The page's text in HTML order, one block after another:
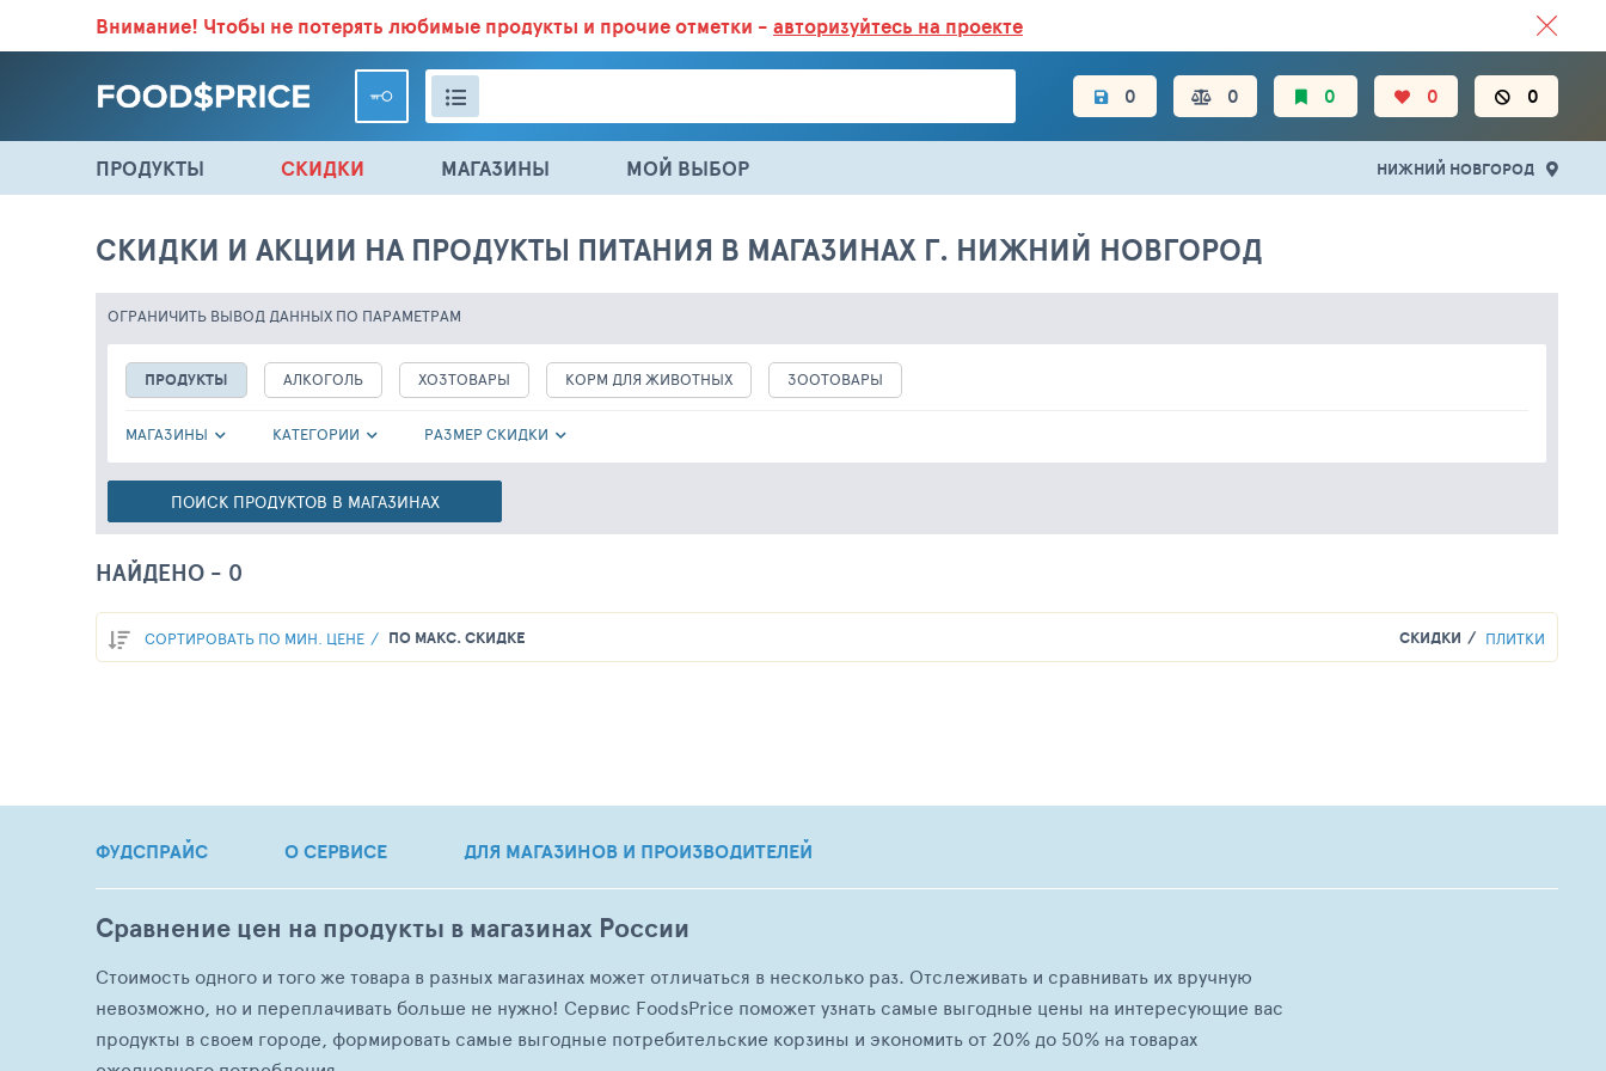
ВСЕ СКИДКИ И ВЫГОДНЫЕ ЦЕНЫ НА ПРОДУКТЫ В МАГАЗИНАХ.БОЛЬШЕ 100 000 ТОВАРОВ. ЕЖЕДНЕВНОЕ ОБНОВЛЕНИЕ ЦЕН.
Внимание! Чтобы не потерять любимые продукты и прочие отметки - авторизуйтесь на проекте
0 0 0 0 0
ПРОДУКТЫ СКИДКИ МАГАЗИНЫ МОЙ ВЫБОР НИЖНИЙ НОВГОРОД
СКИДКИ И АКЦИИ НА ПРОДУКТЫ ПИТАНИЯ В МАГАЗИНАХ Г. НИЖНИЙ НОВГОРОД
ОГРАНИЧИТЬ ВЫВОД ДАННЫХ ПО ПАРАМЕТРАМ
ПРОДУКТЫ АЛКОГОЛЬ ХОЗТОВАРЫ КОРМ ДЛЯ ЖИВОТНЫХ ЗООТОВАРЫ
МАГАЗИНЫ КАТЕГОРИИ РАЗМЕР СКИДКИ
ПОИСК ПРОДУКТОВ В МАГАЗИНАХ
НАЙДЕНО - 0
СОРТИРОВАТЬ ПО МИН. ЦЕНЕ ПО МАКС. СКИДКЕ СКИДКИ ПЛИТКИ
ФУДСПРАЙС О СЕРВИСЕ ДЛЯ МАГАЗИНОВ И ПРОИЗВОДИТЕЛЕЙ
Сравнение цен на продукты в магазинах России
Стоимость одного и того же товара в разных магазинах может отличаться в несколько раз. Отслеживать и сравнивать их вручную
невозможно, но и переплачивать больше не нужно! Сервис FoodsPrice поможет узнать самые выгодные цены на интересующие вас
продукты в своем городе, формировать самые выгодные потребительские корзины и экономить от 20% до 50% на товарах